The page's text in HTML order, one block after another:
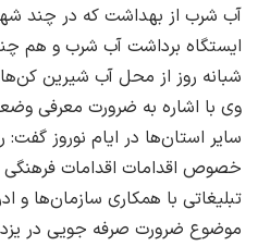
شبانه روز از محل آب شیرین
وی با اشاره به ضرورت معرفی
سایر استان‌ها در ایام نوروز
خصوص اقدامات اقدامات فرهنگی
تبلیغاتی با همکاری سازمان‌ها و
موضوع ضرورت صرفه جویی در